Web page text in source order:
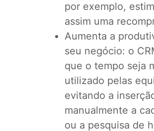
por exemplo,
assim uma
Aumenta a
seu negócio: o
que o tempo seja
utilizado pelas
evitando a
manualmente a
ou a pesquisa de